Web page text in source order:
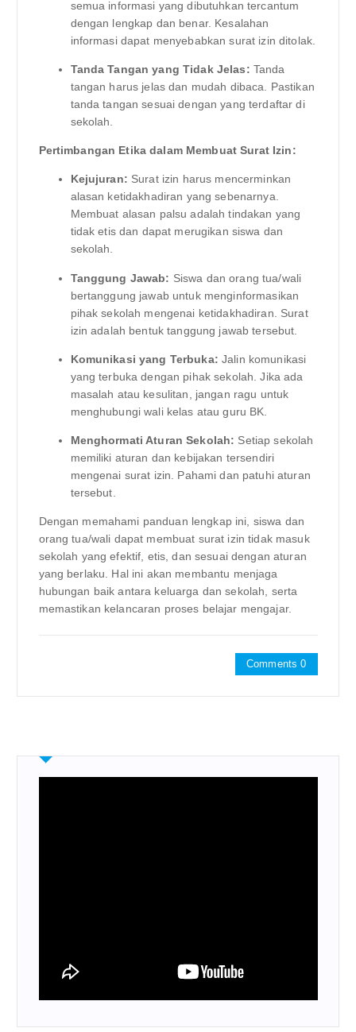
semua informasi yang dibutuhkan tercantum
dengan lengkap dan benar. Kesalahan
informasi dapat menyebabkan surat izin ditolak.
Tanda Tangan yang Tidak Jelas: Tanda
tangan harus jelas dan mudah dibaca. Pastikan
tanda tangan sesuai dengan yang terdaftar di
sekolah.
Pertimbangan Etika dalam Membuat Surat Izin:
Kejujuran: Surat izin harus mencerminkan
alasan ketidakhadiran yang sebenarnya.
Membuat alasan palsu adalah tindakan yang
tidak etis dan dapat merugikan siswa dan
sekolah.
Tanggung Jawab: Siswa dan orang tua/wali
bertanggung jawab untuk menginformasikan
pihak sekolah mengenai ketidakhadiran. Surat
izin adalah bentuk tanggung jawab tersebut.
Komunikasi yang Terbuka: Jalin komunikasi
yang terbuka dengan pihak sekolah. Jika ada
masalah atau kesulitan, jangan ragu untuk
menghubungi wali kelas atau guru BK.
Menghormati Aturan Sekolah: Setiap sekolah
memiliki aturan dan kebijakan tersendiri
mengenai surat izin. Pahami dan patuhi aturan
tersebut.
Dengan memahami panduan lengkap ini, siswa dan
orang tua/wali dapat membuat surat izin tidak masuk
sekolah yang efektif, etis, dan sesuai dengan aturan
yang berlaku. Hal ini akan membantu menjaga
hubungan baik antara keluarga dan sekolah, serta
memastikan kelancaran proses belajar mengajar.
Comments 0